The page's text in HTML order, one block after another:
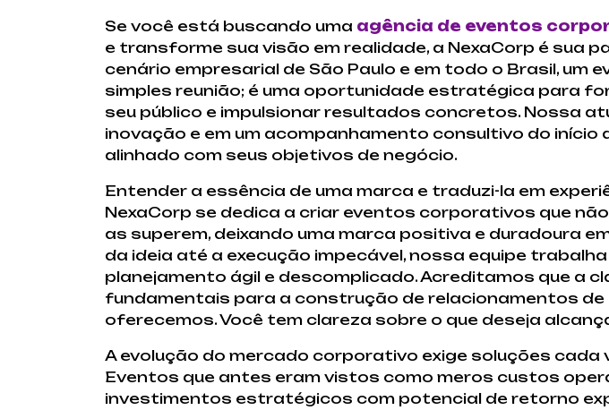
Se você está buscando uma agência de eventos
e transforme sua visão em realidade, a NexaCorp é sua
cenário empresarial de São Paulo e em todo o Brasil, um
simples reunião; é uma oportunidade estratégica para
seu público e impulsionar resultados concretos. Nossa
inovação e em um acompanhamento consultivo do
alinhado com seus objetivos de negócio.
Entender a essência de uma marca e traduzi-la em
NexaCorp se dedica a criar eventos corporativos que
as superem, deixando uma marca positiva e duradoura
da ideia até a execução impecável, nossa equipe
planejamento ágil e descomplicado. Acreditamos que a
fundamentais para a construção de relacionamentos de
oferecemos. Você tem clareza sobre o que deseja
A evolução do mercado corporativo exige soluções
Eventos que antes eram vistos como meros custos
investimentos estratégicos com potencial de retorno